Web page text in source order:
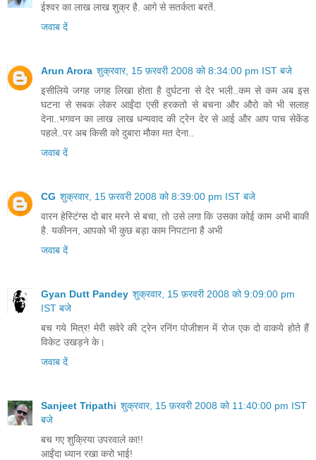
ईश्वर का लाख लाख शुक्र है. आगे से सतर्कता बरतें.
जवाब दें
Arun Arora शुक्रवार, 15 फ़रवरी 2008 को 8:34:00 pm IST बजे
इसीलिये जगह जगह लिखा होता है दुर्घटना से देर भली..कम से कम अब इस
घटना से सबक लेकर आईंदा एसी हरकतो से बचना और औरो को भी सलाह
देना..भगवन का लाख लाख धन्यवाद की ट्रेन देर से आई और आप पाच सेकेंड
पहले..पर अब किसी को दुबारा मौका मत देना..
जवाब दें
CG शुक्रवार, 15 फ़रवरी 2008 को 8:39:00 pm IST बजे
वारन हेस्टिंग्स दो बार मरने से बचा, तो उसे लगा कि उसका कोई काम अभी बाकी
है. यकीनन, आपको भी कुछ बड़ा काम निपटाना है अभी
जवाब दें
Gyan Dutt Pandey शुक्रवार, 15 फ़रवरी 2008 को 9:09:00 pm
IST बजे
बच गये मित्र! मेरी सवेरे की ट्रेन रनिंग पोजीशन में रोज एक दो वाकये होते हैं
विकेट उखड़ने के।
जवाब दें
Sanjeet Tripathi शुक्रवार, 15 फ़रवरी 2008 को 11:40:00 pm IST
बजे
बच गए शुक्रिया उपरवाले का!!
आईंदा ध्यान रखा करो भाई!